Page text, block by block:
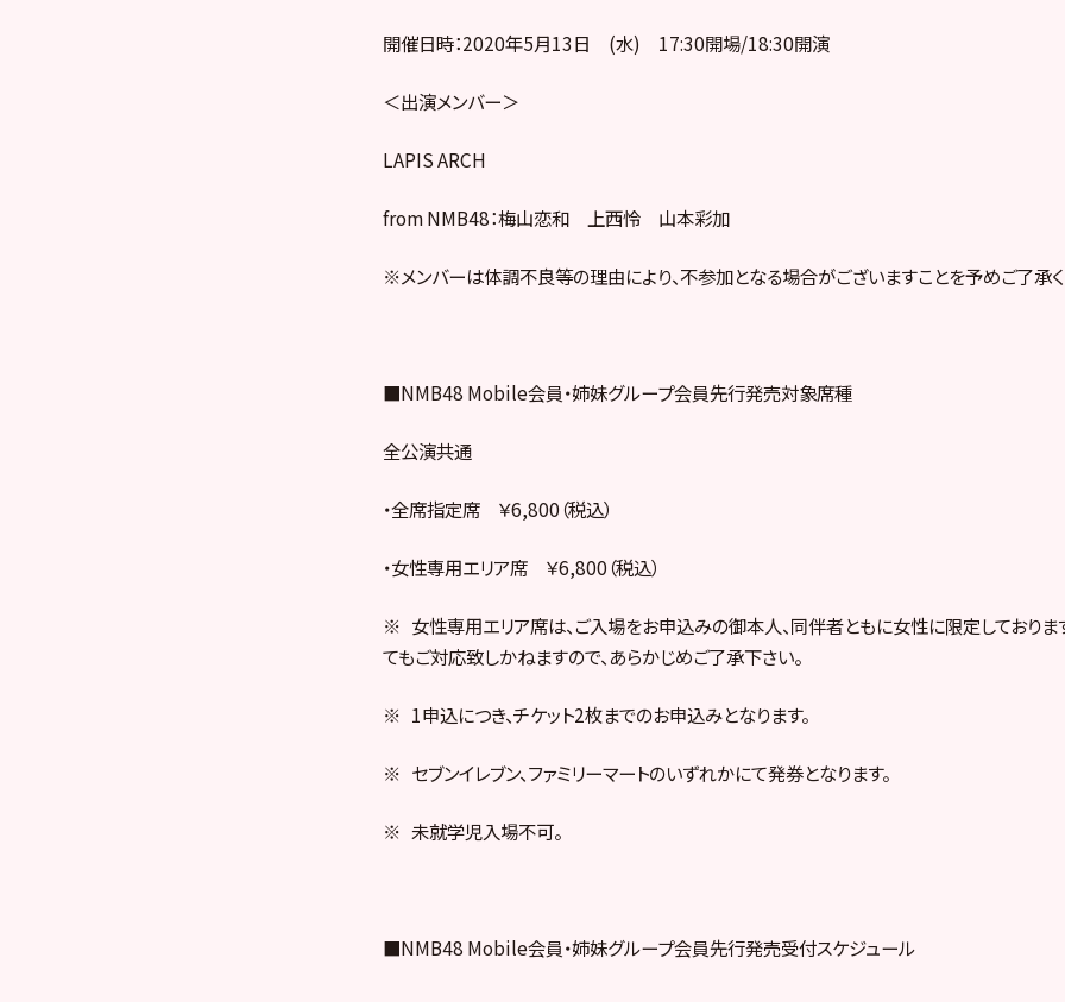
開催日時：2020年5月13日 (水) 17:30開場/18:30開演
＜出演メンバー＞
LAPIS ARCH
from NMB48：梅山恋和 上西怜 山本彩加
※メンバーは体調不良等の理由により、不参加となる場合がございますことを予めご了承く
■NMB48 Mobile会員・姉妹グループ会員先行発売対象席種
全公演共通
・全席指定席 ￥6,800（税込）
・女性専用エリア席 ￥6,800（税込）
※ 女性専用エリア席は、ご入場をお申込みの御本人、同伴者ともに女性に限定しておりま
てもご対応致しかねますので、あらかじめご了承下さい。
※ 1申込につき、チケット2枚までのお申込みとなります。
※ セブンイレブン、ファミリーマートのいずれかにて発券となります。
※ 未就学児入場不可。
■NMB48 Mobile会員・姉妹グループ会員先行発売受付スケジュール